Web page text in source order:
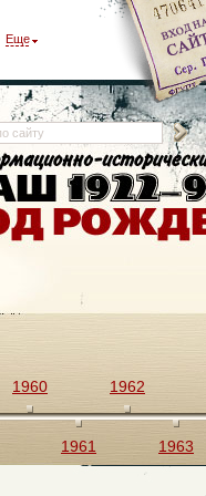
Еще
1960
1961
1962
1963